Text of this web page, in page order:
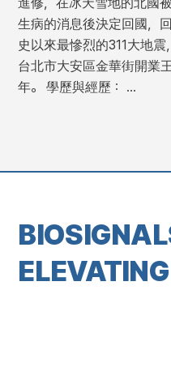
生病的消息後決定回國，
史以來最慘烈的311大地
台北市大安區金華街開業
年。 學歷與經歷： …